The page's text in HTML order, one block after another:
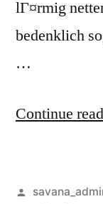
lГ¤rmig
bedenklich
…
Continue